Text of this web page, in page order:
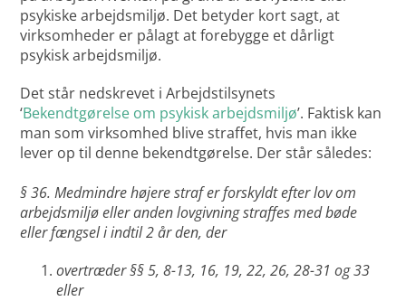
psykiske arbejdsmiljø. Det betyder kort sagt, at
virksomheder er pålagt at forebygge et dårligt
psykisk arbejdsmiljø.
Det står nedskrevet i Arbejdstilsynets
‘Bekendtgørelse om psykisk arbejdsmiljø’. Faktisk kan
man som virksomhed blive straffet, hvis man ikke
lever op til denne bekendtgørelse. Der står således:
§ 36. Medmindre højere straf er forskyldt efter lov om
arbejdsmiljø eller anden lovgivning straffes med bøde
eller fængsel i indtil 2 år den, der
overtræder §§ 5, 8-13, 16, 19, 22, 26, 28-31 og 33
eller